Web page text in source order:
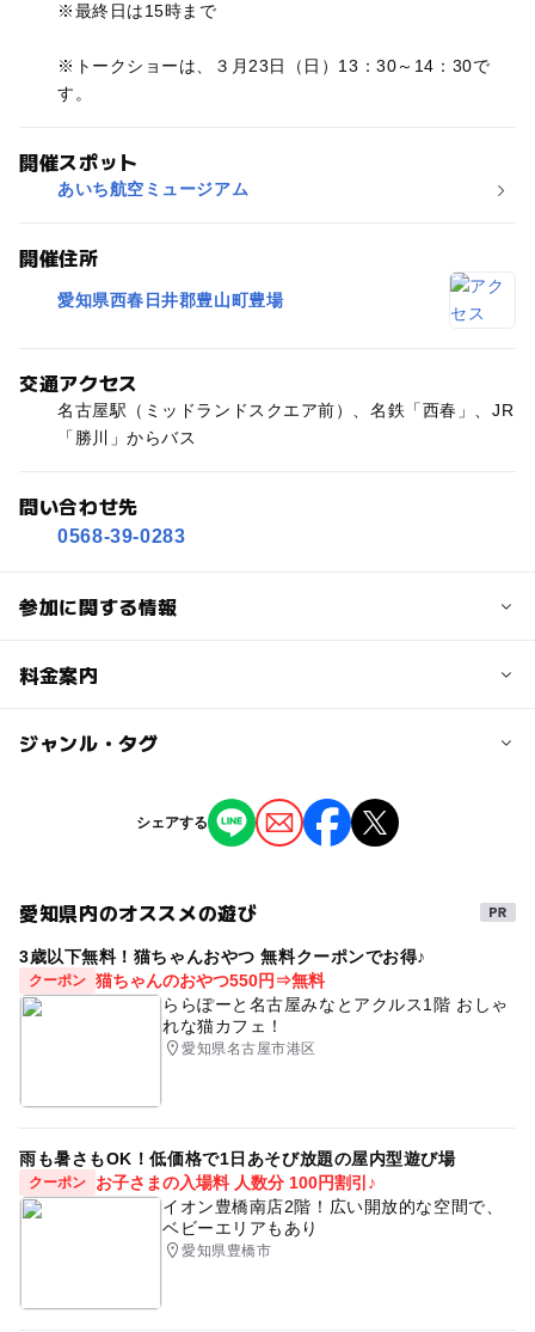
※最終日は15時まで
※トークショーは、３月23日（日）13：30～14：30で
す。
開催スポット
あいち航空ミュージアム
開催住所
愛知県西春日井郡豊山町豊場
交通アクセス
名古屋駅（ミッドランドスクエア前）、名鉄「西春」、JR
「勝川」からバス
問い合わせ先
0568-39-0283
参加に関する情報
定員
【３月２3日（日）【トークショー「ラジコンって楽しい
対象年齢
3歳･4歳･5歳･6歳(幼児)小学生中学生･高校生
料金案内
子供の料金
子供の料金詳細
未就学児無料
大人の料金
ジャンル・タグ
タグ
春休み トークショー 飛行機大好き ラジコン
シェアする
愛知県内のオススメの遊び
3歳以下無料！猫ちゃんおやつ 無料クーポンでお得♪
クーポン 猫ちゃんのおやつ550円⇒無料
ららぽーと名古屋みなとアクルス1階 おしゃ
れな猫カフェ！
愛知県名古屋市港区
雨も暑さもOK！低価格で1日あそび放題の屋内型遊び場
クーポン
お子さまの入場料 人数分 100円割引♪
イオン豊橋南店2階！広い開放的な空間で、
ベビーエリアもあり
愛知県豊橋市